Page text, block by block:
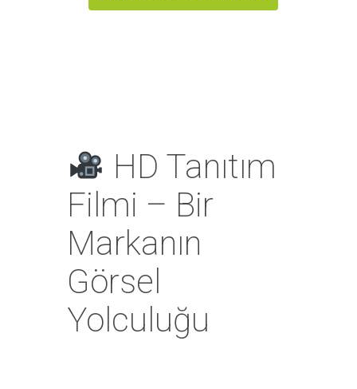
HD Tanıtım
Filmi – Bir
Markanın
Görsel
Yolculuğu